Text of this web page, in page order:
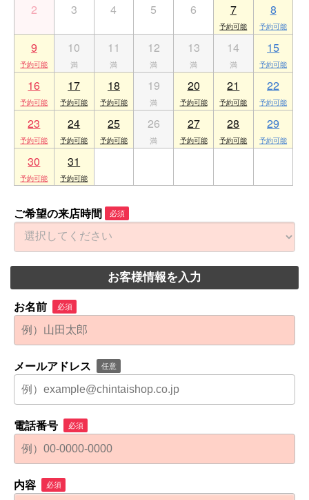
2 3 4 5 6 7 8
9 10 11 12 13 14 15
16 17 18 19 20 21 22
23 24 25 26 27 28 29
30 31
ご希望の来店時間 必須
お客様情報を入力
お名前 必須
メールアドレス 任意
電話番号 必須
内容 必須